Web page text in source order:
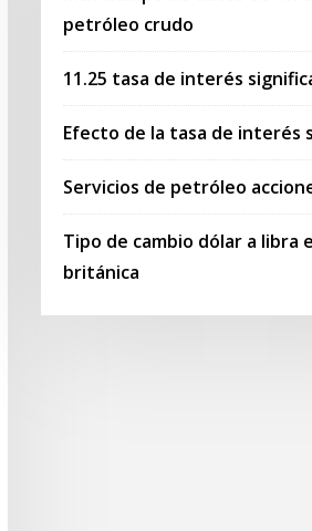
petróleo crudo
11.25 tasa de interés
Efecto de la tasa de interés
Servicios de petróleo
Tipo de cambio dólar a libra
británica